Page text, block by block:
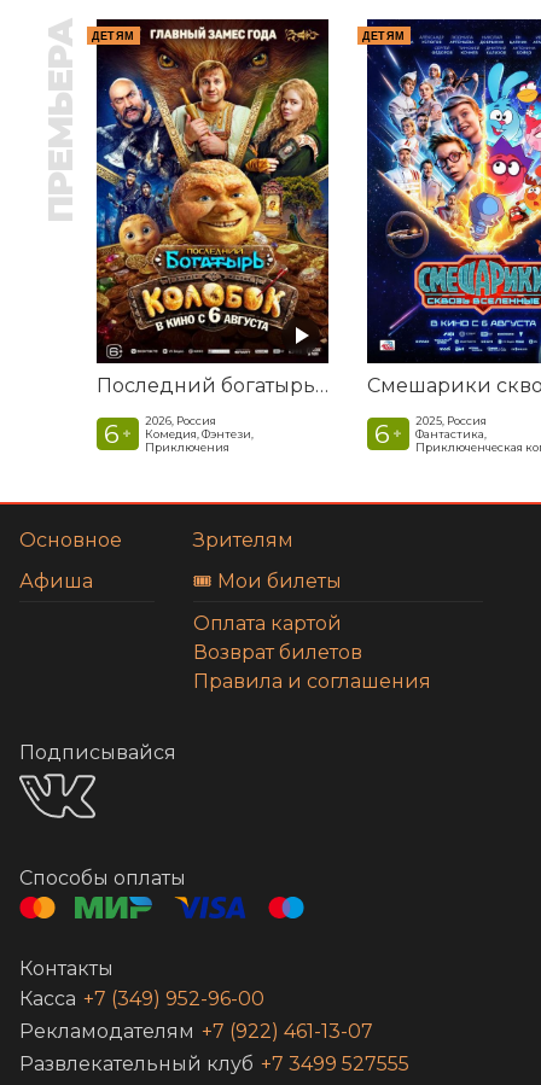
ПРЕМЬЕРА ДЕТЯМ
Последний богатырь. Колобок
6 +
2026, Россия
Комедия, Фэнтези,
Приключения
ДЕТЯМ
6 +
2025, Россия
Фантастика,
Приключенческая
Основное
Афиша
Зрителям
🎟️ Мои билеты
Оплата картой
Возврат билетов
Правила и соглашения
Подписывайся
Способы оплаты
Контакты
Касса +7 (349) 952-96-00
Рекламодателям +7 (922) 461-13-07
Развлекательный клуб +7 3499 527555